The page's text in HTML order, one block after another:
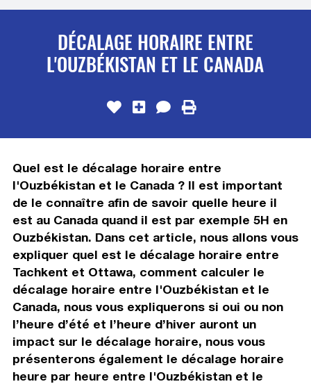
DÉCALAGE HORAIRE ENTRE
L'OUZBÉKISTAN ET LE CANADA
Quel est le décalage horaire entre
l'Ouzbékistan et le Canada ? Il est important
de le connaître afin de savoir quelle heure il
est au Canada quand il est par exemple 5H en
Ouzbékistan. Dans cet article, nous allons vous
expliquer quel est le décalage horaire entre
Tachkent et Ottawa, comment calculer le
décalage horaire entre l'Ouzbékistan et le
Canada, nous vous expliquerons si oui ou non
l’heure d’été et l’heure d’hiver auront un
impact sur le décalage horaire, nous vous
présenterons également le décalage horaire
heure par heure entre l'Ouzbékistan et le